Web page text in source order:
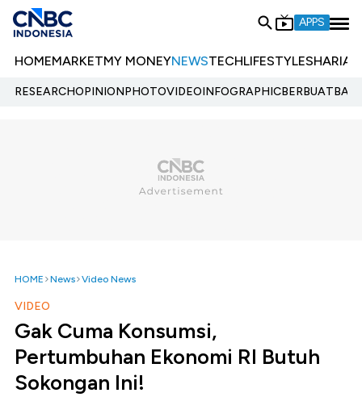
APPS
HOMEMARKETMY MONEYNEWSTECHLIFESTYLESHARIA
RESEARCHOPINIONPHOTOVIDEOINFOGRAPHIC
HOME News Video News
VIDEO
Gak Cuma Konsumsi,
Pertumbuhan Ekonomi RI Butuh
Sokongan Ini!